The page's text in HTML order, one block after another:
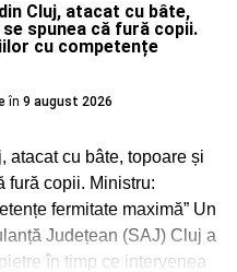
Cluj, atacat cu bâte,
spunea că fură copii.
cu competențe
în 9 august 2026
atacat cu bâte, topoare și
fură copii. Ministru:
fermitate maximă” Un
Județean (SAJ) Cluj a
în timp ce intervenea